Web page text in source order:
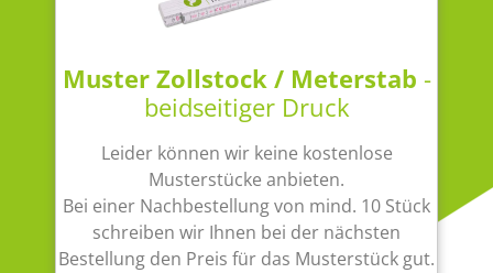
Muster Zollstock / Meterstab -
beidseitiger Druck
Leider können wir keine kostenlose
Musterstücke anbieten.
Bei einer Nachbestellung von mind. 10 Stück
schreiben wir Ihnen bei der nächsten
Bestellung den Preis für das Musterstück gut.